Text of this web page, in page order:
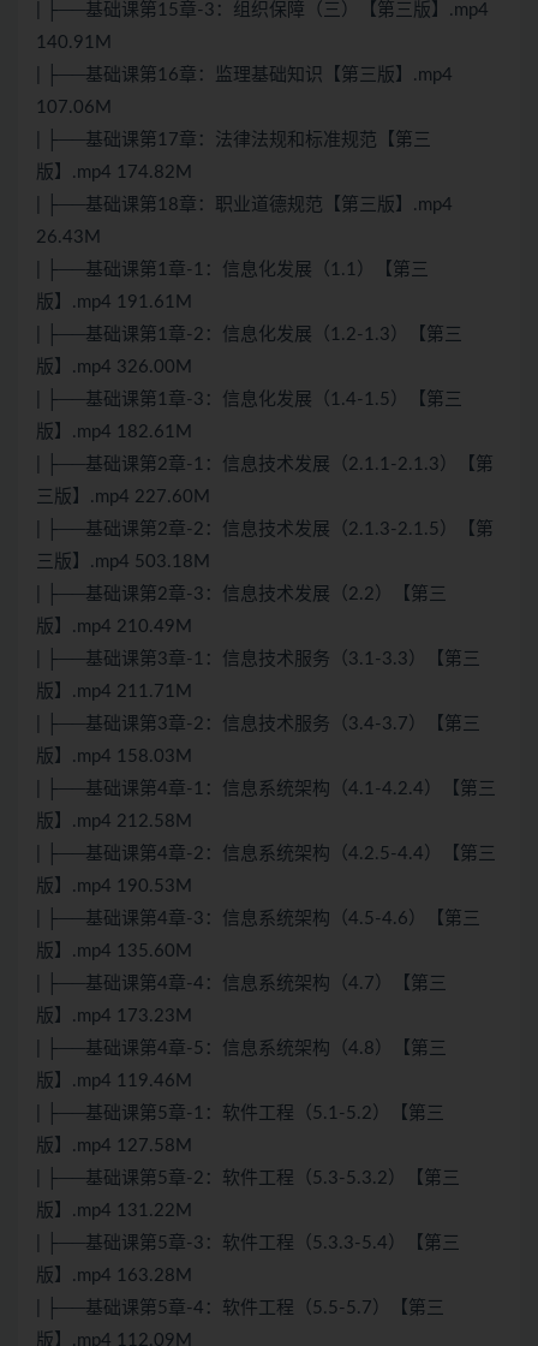
| ├──基础课第15章-3：组织保障（三）【第三版】.mp4
140.91M
| ├──基础课第16章：监理基础知识【第三版】.mp4
107.06M
| ├──基础课第17章：法律法规和标准规范【第三
版】.mp4 174.82M
| ├──基础课第18章：职业道德规范【第三版】.mp4
26.43M
| ├──基础课第1章-1：信息化发展（1.1）【第三
版】.mp4 191.61M
| ├──基础课第1章-2：信息化发展（1.2-1.3）【第三
版】.mp4 326.00M
| ├──基础课第1章-3：信息化发展（1.4-1.5）【第三
版】.mp4 182.61M
| ├──基础课第2章-1：信息技术发展（2.1.1-2.1.3）【第
三版】.mp4 227.60M
| ├──基础课第2章-2：信息技术发展（2.1.3-2.1.5）【第
三版】.mp4 503.18M
| ├──基础课第2章-3：信息技术发展（2.2）【第三
版】.mp4 210.49M
| ├──基础课第3章-1：信息技术服务（3.1-3.3）【第三
版】.mp4 211.71M
| ├──基础课第3章-2：信息技术服务（3.4-3.7）【第三
版】.mp4 158.03M
| ├──基础课第4章-1：信息系统架构（4.1-4.2.4）【第三
版】.mp4 212.58M
| ├──基础课第4章-2：信息系统架构（4.2.5-4.4）【第三
版】.mp4 190.53M
| ├──基础课第4章-3：信息系统架构（4.5-4.6）【第三
版】.mp4 135.60M
| ├──基础课第4章-4：信息系统架构（4.7）【第三
版】.mp4 173.23M
| ├──基础课第4章-5：信息系统架构（4.8）【第三
版】.mp4 119.46M
| ├──基础课第5章-1：软件工程（5.1-5.2）【第三
版】.mp4 127.58M
| ├──基础课第5章-2：软件工程（5.3-5.3.2）【第三
版】.mp4 131.22M
| ├──基础课第5章-3：软件工程（5.3.3-5.4）【第三
版】.mp4 163.28M
| ├──基础课第5章-4：软件工程（5.5-5.7）【第三
版】.mp4 112.09M